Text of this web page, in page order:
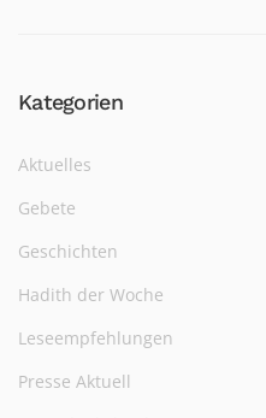
Kategorien
Aktuelles
Gebete
Geschichten
Hadith der Woche
Leseempfehlungen
Presse Aktuell